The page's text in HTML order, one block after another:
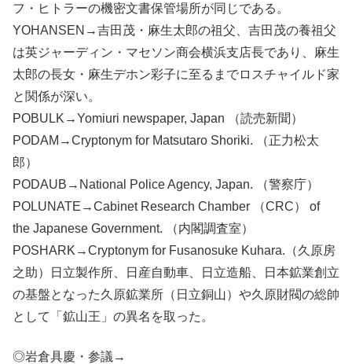
フ・ヒトラーの機密文書保管場所が同じである。
YOHANSEN→吉田茂・麻生太郎の祖父、吉田茂の養祖父
は英ジャーディン・マセソン商会横浜支店長であり、麻生
太郎の長女・麻生デホン彩子に至るまでロスチャイルド家
と関係が深い。
POBULK→Yomiuri newspaper, Japan （読売新聞）
PODAM→Cryptonym for Matsutaro Shoriki. （正力松太
郎）
PODAUB→National Police Agency, Japan. （警察庁）
POLUNATE→Cabinet Research Chamber （CRC） of
the Japanese Government. （内閣調査室）
POSHARK→Cryptonym for Fusanosuke Kuhara.（久原房
之助）日立製作所、日産自動車、日立造船、日本鉱業創立
の基盤となった久原鉱業所（日立銅山）や久原財閥の総帥
として「鉱山王」の異名を取った。
◎岩倉具慶・参議→